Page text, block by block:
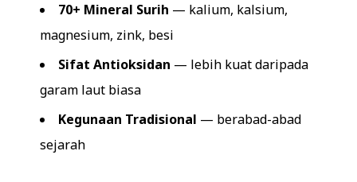
70+ Mineral Surih — kalium, kalsium,
magnesium, zink, besi
Sifat Antioksidan — lebih kuat daripada
garam laut biasa
Kegunaan Tradisional — berabad-abad
sejarah